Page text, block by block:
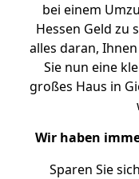
bei einem
Hessen Geld zu
alles daran,
Sie nun eine
großes Haus in
Wir haben
Sparen Sie